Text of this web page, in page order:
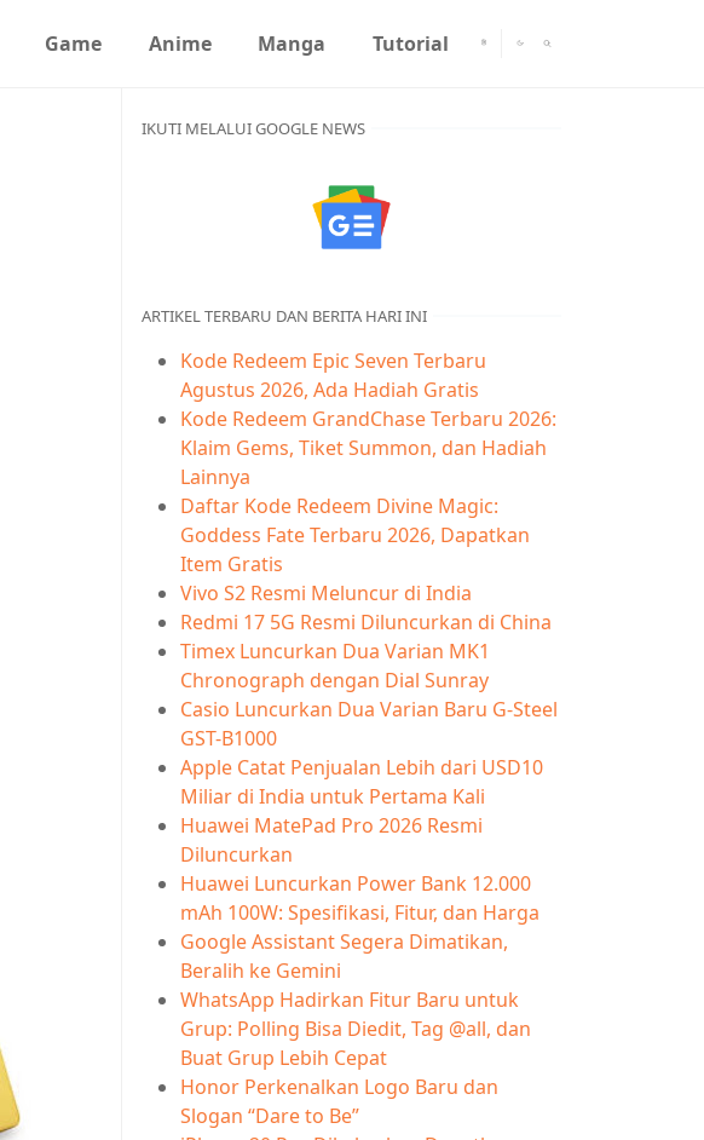
Game Anime Manga Tutorial
IKUTI MELALUI GOOGLE NEWS
ARTIKEL TERBARU DAN BERITA HARI INI
Kode Redeem Epic Seven Terbaru
Agustus 2026, Ada Hadiah Gratis
Kode Redeem GrandChase Terbaru 2026:
Klaim Gems, Tiket Summon, dan Hadiah
Lainnya
Daftar Kode Redeem Divine Magic:
Goddess Fate Terbaru 2026, Dapatkan
Item Gratis
Vivo S2 Resmi Meluncur di India
Redmi 17 5G Resmi Diluncurkan di China
Timex Luncurkan Dua Varian MK1
Chronograph dengan Dial Sunray
Casio Luncurkan Dua Varian Baru G-Steel
GST-B1000
Apple Catat Penjualan Lebih dari USD10
Miliar di India untuk Pertama Kali
Huawei MatePad Pro 2026 Resmi
Diluncurkan
Huawei Luncurkan Power Bank 12.000
mAh 100W: Spesifikasi, Fitur, dan Harga
Google Assistant Segera Dimatikan,
Beralih ke Gemini
WhatsApp Hadirkan Fitur Baru untuk
Grup: Polling Bisa Diedit, Tag @all, dan
Buat Grup Lebih Cepat
Honor Perkenalkan Logo Baru dan
Slogan “Dare to Be”